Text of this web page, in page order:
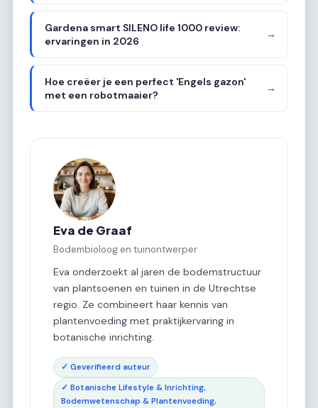
Gardena smart SILENO life 1000 review:
ervaringen in 2026
→
Hoe creëer je een perfect 'Engels gazon'
met een robotmaaier?
→
Eva de Graaf
Bodembioloog en tuinontwerper
Eva onderzoekt al jaren de bodemstructuur
van plantsoenen en tuinen in de Utrechtse
regio. Ze combineert haar kennis van
plantenvoeding met praktijkervaring in
botanische inrichting.
✓ Geverifieerd auteur
✓ Botanische Lifestyle & Inrichting,
Bodemwetenschap & Plantenvoeding,